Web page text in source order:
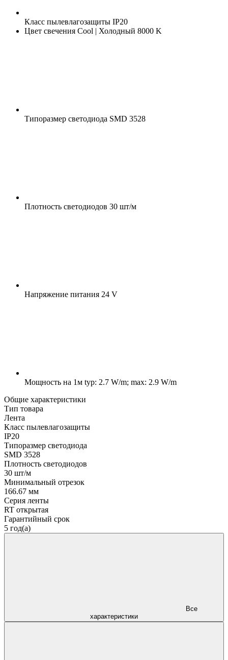
Класс пылевлагозащиты IP20
Цвет свечения Cool | Холодный 8000 K
Типоразмер светодиода SMD 3528
Плотность светодиодов 30 шт/м
Напряжение питания 24 V
Мощность на 1м typ: 2.7 W/m; max: 2.9 W/m
Общие характеристики
Тип товара
Лента
Класс пылевлагозащиты
IP20
Типоразмер светодиода
SMD 3528
Плотность светодиодов
30 шт/м
Минимальный отрезок
166.67 мм
Серия ленты
RT открытая
Гарантийный срок
5 год(а)
характеристики